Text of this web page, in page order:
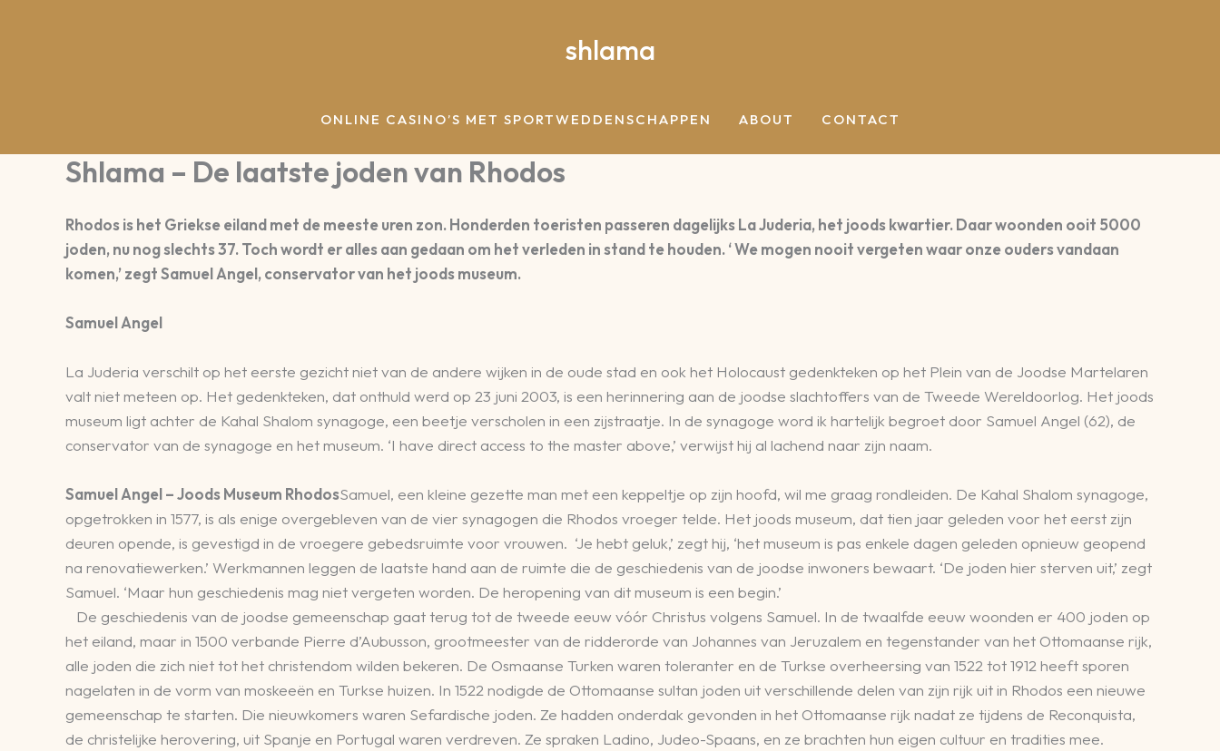
shlama
ONLINE CASINO’S MET SPORTWEDDENSCHAPPEN ABOUT CONTACT
Shlama – De laatste joden van Rhodos
Rhodos is het Griekse eiland met de meeste uren zon. Honderden toeristen passeren dagelijks La Juderia, het joods kwartier. Daar woonden ooit 5000
joden, nu nog slechts 37. Toch wordt er alles aan gedaan om het verleden in stand te houden. ‘ We mogen nooit vergeten waar onze ouders vandaan
komen,’ zegt Samuel Angel, conservator van het joods museum.
Samuel Angel
La Juderia verschilt op het eerste gezicht niet van de andere wijken in de oude stad en ook het Holocaust gedenkteken op het Plein van de Joodse Martelaren
valt niet meteen op. Het gedenkteken, dat onthuld werd op 23 juni 2003, is een herinnering aan de joodse slachtoffers van de Tweede Wereldoorlog. Het joods
museum ligt achter de Kahal Shalom synagoge, een beetje verscholen in een zijstraatje. In de synagoge word ik hartelijk begroet door Samuel Angel (62), de
conservator van de synagoge en het museum. ‘I have direct access to the master above,’ verwijst hij al lachend naar zijn naam.
Samuel Angel – Joods Museum RhodosSamuel, een kleine gezette man met een keppeltje op zijn hoofd, wil me graag rondleiden. De Kahal Shalom synagoge,
opgetrokken in 1577, is als enige overgebleven van de vier synagogen die Rhodos vroeger telde. Het joods museum, dat tien jaar geleden voor het eerst zijn
deuren opende, is gevestigd in de vroegere gebedsruimte voor vrouwen. ‘Je hebt geluk,’ zegt hij, ‘het museum is pas enkele dagen geleden opnieuw geopend
na renovatiewerken.’ Werkmannen leggen de laatste hand aan de ruimte die de geschiedenis van de joodse inwoners bewaart. ‘De joden hier sterven uit,’ zegt
Samuel. ‘Maar hun geschiedenis mag niet vergeten worden. De heropening van dit museum is een begin.’
De geschiedenis van de joodse gemeenschap gaat terug tot de tweede eeuw vóór Christus volgens Samuel. In de twaalfde eeuw woonden er 400 joden op
het eiland, maar in 1500 verbande Pierre d’Aubusson, grootmeester van de ridderorde van Johannes van Jeruzalem en tegenstander van het Ottomaanse rijk,
alle joden die zich niet tot het christendom wilden bekeren. De Osmaanse Turken waren toleranter en de Turkse overheersing van 1522 tot 1912 heeft sporen
nagelaten in de vorm van moskeeën en Turkse huizen. In 1522 nodigde de Ottomaanse sultan joden uit verschillende delen van zijn rijk uit in Rhodos een nieuwe
gemeenschap te starten. Die nieuwkomers waren Sefardische joden. Ze hadden onderdak gevonden in het Ottomaanse rijk nadat ze tijdens de Reconquista,
de christelijke herovering, uit Spanje en Portugal waren verdreven. Ze spraken Ladino, Judeo-Spaans, en ze brachten hun eigen cultuur en tradities mee.